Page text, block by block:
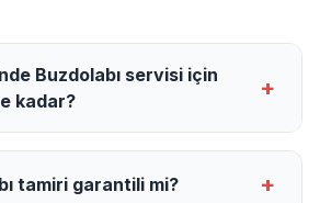
Buzdolabı servisi için
kadar?
+
tamiri garantili mi? +